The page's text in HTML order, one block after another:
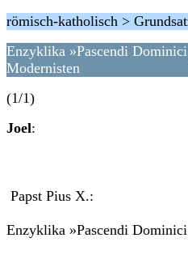
römisch-katholisch >
Enzyklika »Pascendi
Modernisten
(1/1)
Joel:
Papst Pius X.:
Enzyklika »Pascendi